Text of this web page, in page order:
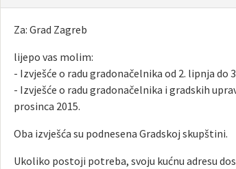
Za: Grad Zagreb
lijepo vas molim:
- Izvješće o radu gradonačelnika od 2. lipnja do
- Izvješće o radu gradonačelnika i gradskih
prosinca 2015.
Oba izvješća su podnesena Gradskoj skupštini.
Ukoliko postoji potreba, svoju kućnu adresu